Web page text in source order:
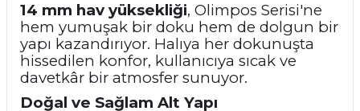
14 mm hav yüksekliği, Olimpos Serisi'ne
hem yumuşak bir doku hem de dolgun bir
yapı kazandırıyor. Halıya her dokunuşta
hissedilen konfor, kullanıcıya sıcak ve
davetkâr bir atmosfer sunuyor.
Doğal ve Sağlam Alt Yapı